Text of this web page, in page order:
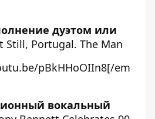
дуэтом или
Still, Portugal. The Man
pBkHHoOIIn8[/em
вокальный